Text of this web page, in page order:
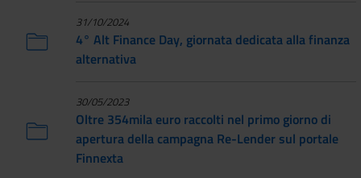
31/10/2024
4° Alt Finance Day, giornata dedicata alla finanza
alternativa
30/05/2023
Oltre 354mila euro raccolti nel primo giorno di
apertura della campagna Re-Lender sul portale
Finnexta